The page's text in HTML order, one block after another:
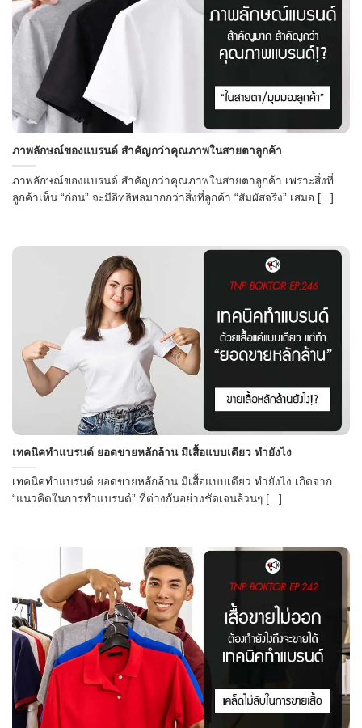
ภาพลักษณ์ของแบรนด์ สำคัญกว่าคุณภาพในสายตาลูกค้า
ภาพลักษณ์ของแบรนด์ สำคัญกว่าคุณภาพในสายตาลูกค้า เพราะสิ่งที่
ลูกค้าเห็น “ก่อน” จะมีอิทธิพลมากกว่าสิ่งที่ลูกค้า “สัมผัสจริง” เสมอ [...]
เทคนิคทำแบรนด์ ยอดขายหลักล้าน มีเสื้อแบบเดียว ทำยังไง
เทคนิคทำแบรนด์ ยอดขายหลักล้าน มีเสื้อแบบเดียว ทำยังไง เกิดจาก
“แนวคิดในการทำแบรนด์” ที่ต่างกันอย่างชัดเจนล้วนๆ [...]